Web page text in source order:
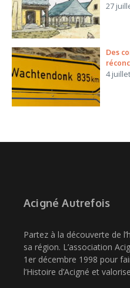
27
Des
4
Acigné Autrefois
Partez à la découverte de
sa région. L’association
1er décembre 1998 pour
l’Histoire d’Acigné et